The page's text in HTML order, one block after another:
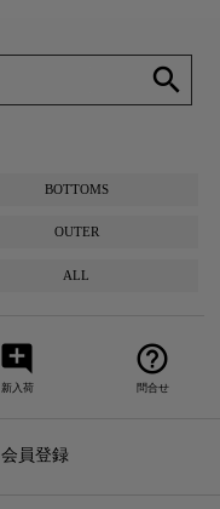
search
BOTTOMS
OUTER
ALL
add_comment
新入荷
help_outline
問合せ
会員登録